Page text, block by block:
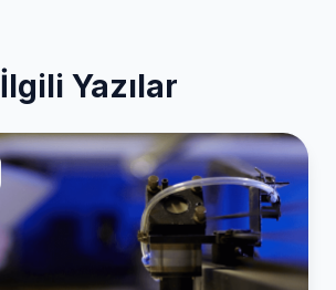
İlgili Yazılar